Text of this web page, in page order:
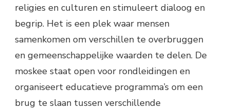
religies en culturen en stimuleert dialoog en
begrip. Het is een plek waar mensen
samenkomen om verschillen te overbruggen
en gemeenschappelijke waarden te delen. De
moskee staat open voor rondleidingen en
organiseert educatieve programma’s om een
brug te slaan tussen verschillende